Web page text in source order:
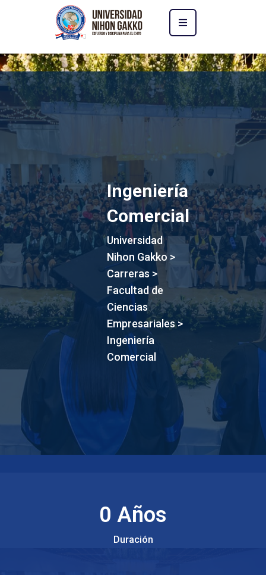
Ingeniería
Comercial
Universidad
Nihon Gakko >
Carreras >
Facultad de
Ciencias
Empresariales>
Ingeniería
Comercial
Duración
0 Años